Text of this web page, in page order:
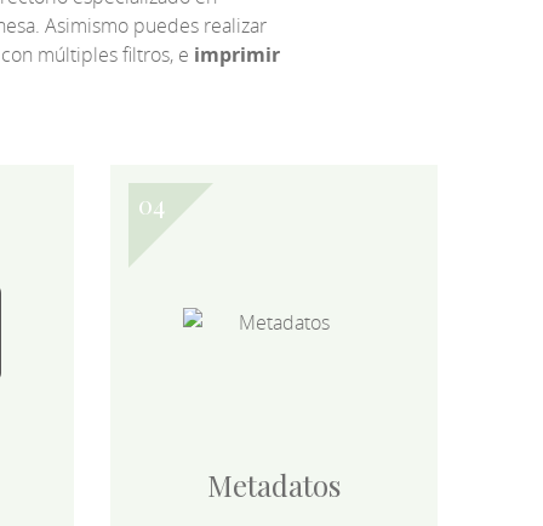
Asimismo puedes realizar
múltiples filtros, e imprimir
Metadatos